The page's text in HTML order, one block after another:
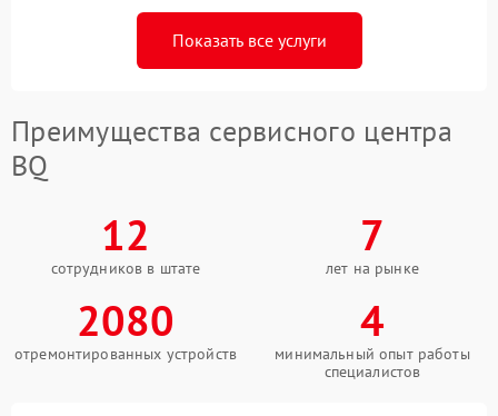
Показать все услуги
Преимущества сервисного центра
BQ
12
сотрудников в штате
7
лет на рынке
2080
отремонтированных устройств
4
минимальный опыт работы
специалистов